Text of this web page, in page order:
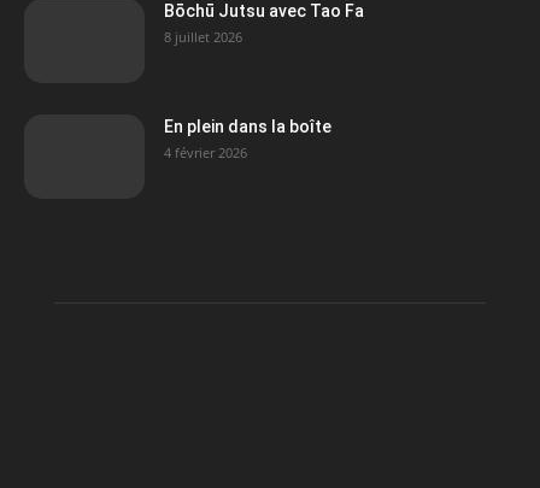
Bōchū Jutsu avec Tao Fa
8 juillet 2026
En plein dans la boîte
4 février 2026